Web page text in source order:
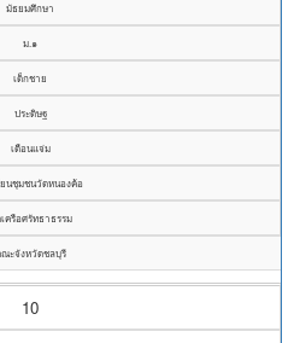
มัธยมศึกษา
ม.๑
เด็กชาย
ประดิษฐ
เดือนแจ่ม
ยนชุมชนวัดหนองค้อ
ครือศรัทธาธรรม
ะจังหวัดชลบุรี
10